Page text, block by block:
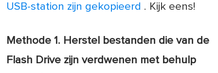
USB-station zijn gekopieerd . Kijk eens!
Methode 1. Herstel bestanden die van de
Flash Drive zijn verdwenen met behulp